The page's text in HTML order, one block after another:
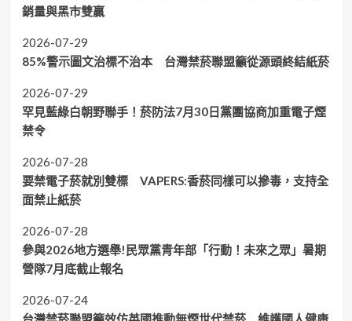
銷量與黑市雙贏
2026-07-29
85%警示圖文治標不治本 台灣禁菸聯盟籲從源頭終結紙菸
2026-07-29
罕見藍綠白朝野聯手！菸防法7月30日黨團協商加重電子煙
禁令
2026-07-28
要禁電子菸就別雙標 VAPERS:香菸同樣可以摻毒，支持全
面禁止紙菸
2026-07-28
參與2026地方選舉!民眾黨青年部「行動！未來之眾」暑期
營隊7月底截止報名
2026-07-24